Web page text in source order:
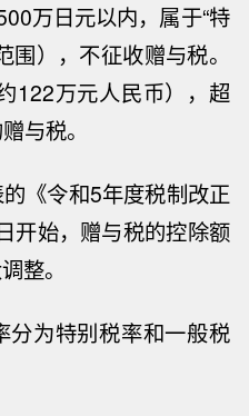
万日元以内，属于“特
），不征收赠与税。
122万元人民币），超
与税。
《令和5年度税制改正
开始，赠与税的控除额
整。
分为特别税率和一般税